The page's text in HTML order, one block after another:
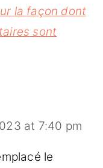
la façon dont
sont
at 7:40 pm
le